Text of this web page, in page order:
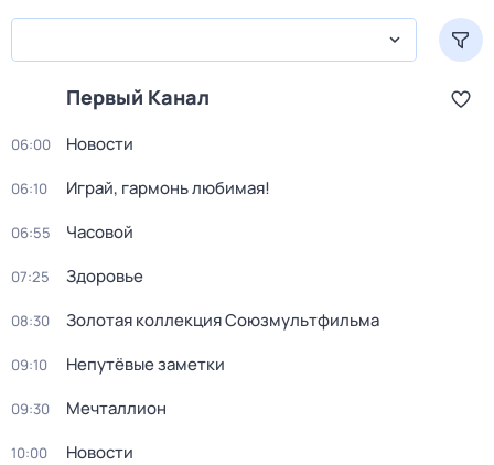
Первый Канал
06:00 Новости
06:10 Играй, гармонь любимая!
06:55 Часовой
07:25 Здоровье
08:30 Золотая коллекция Союзмультфильма
09:10 Непутёвые заметки
09:30 Мечталлион
10:00 Новости